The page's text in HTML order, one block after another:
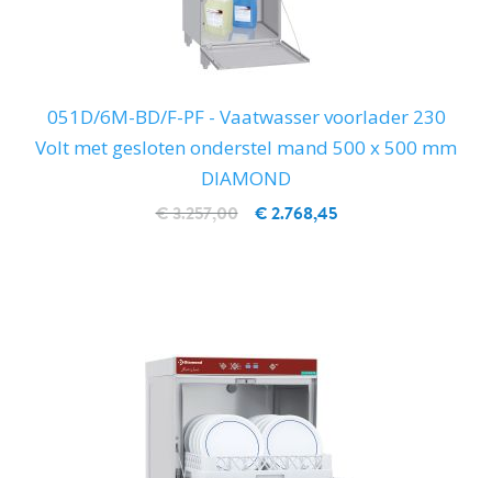
051D/6M-BD/F-PF - Vaatwasser voorlader 230
Volt met gesloten onderstel mand 500 x 500 mm
DIAMOND
€ 2.768,45
€ 3.257,00